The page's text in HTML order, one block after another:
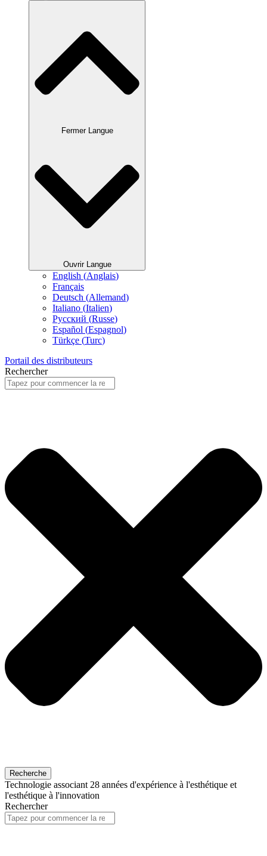
Fermer Langue
Ouvrir Langue
English (Anglais)
Français
Deutsch (Allemand)
Italiano (Italien)
Русский (Russe)
Español (Espagnol)
Türkçe (Turc)
Portail des distributeurs
Rechercher
Recherche
Technologie associant 28 années d'expérience à l'esthétique et
l'esthétique à l'innovation
Rechercher